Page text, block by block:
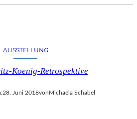
AUSSTELLUNG
Koenig-Retrospektive
28. Juni 2018von Michaela Schabel